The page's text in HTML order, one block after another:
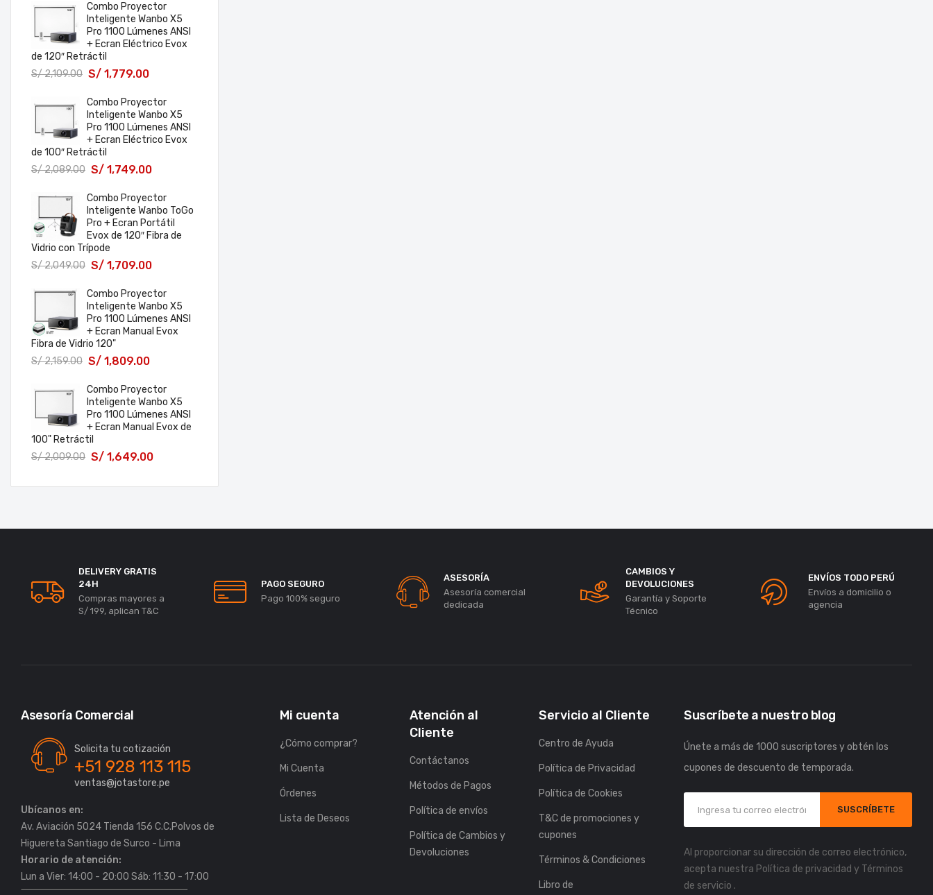
Combo Proyector
Inteligente Wanbo X5
Pro 1100 Lúmenes ANSI
+ Ecran Eléctrico Evox
de 120″ Retráctil
S/2,109.00 S/ 1,779.00
Combo Proyector
Inteligente Wanbo X5
Pro 1100 Lúmenes ANSI
+ Ecran Eléctrico Evox
de 100″ Retráctil
S/2,089.00 S/ 1,749.00
Combo Proyector
Inteligente Wanbo ToGo
Pro + Ecran Portátil
Evox de 120″ Fibra de
Vidrio con Trípode
S/2,049.00 S/ 1,709.00
Combo Proyector
Inteligente Wanbo X5
Pro 1100 Lúmenes ANSI
+ Ecran Manual Evox
Fibra de Vidrio 120"
S/2,159.00 S/ 1,809.00
Combo Proyector
Inteligente Wanbo X5
Pro 1100 Lúmenes ANSI
+ Ecran Manual Evox de
100" Retráctil
S/2,009.00 S/ 1,649.00
DELIVERY GRATIS
24H
Compras mayores a
S/ 199, aplican T&C
PAGO SEGURO
Pago 100% seguro
ASESORÍA
Asesoría comercial
dedicada
CAMBIOS Y
DEVOLUCIONES
Garantía y Soporte
Técnico
ENVÍOS TODO PERÚ
Envíos a domicilio o
agencia
Asesoría Comercial
Solicita tu cotización
+51 928 113 115
ventas@jotastore.pe
Ubícanos en:
Av. Aviación 5024 Tienda 156 C.C.Polvos de
Horario de atención:
Lun a Vier: 14:00 - 20:00 Sáb: 11:30 - 17:00
Mi cuenta
¿Cómo comprar?
Mi Cuenta
Órdenes
Lista de Deseos
Atención al
Cliente
Contáctanos
Métodos de Pagos
Política de envíos
Política de Cambios y
Devoluciones
Servicio al Cliente
Centro de Ayuda
Política de Privacidad
Política de Cookies
T&C de promociones y
cupones
Términos & Condiciones
Libro de
Suscríbete a nuestro blog
Únete a más de 1000 suscriptores y obtén los
cupones de descuento de temporada.
SUSCRÍBETE
Al proporcionar su dirección de correo electrónico,
acepta nuestra Política de privacidad y Términos
de servicio .